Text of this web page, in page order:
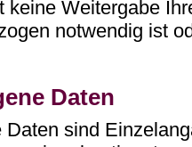
keine Weitergabe
notwendig ist
Daten
sind